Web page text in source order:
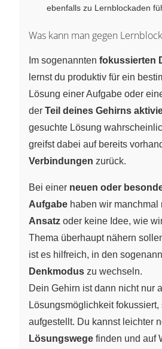
ebenfalls zu Lernblockaden
Was kann man gegen
Im sogenannten fokussierten
lernst du produktiv für ein
Lösung einer Aufgabe oder
der Teil deines Gehirns
gesuchte Lösung
greifst dabei auf bereits
Verbindungen zurück.
Bei einer neuen oder
Aufgabe haben wir manchmal
Ansatz oder keine Idee, wie
Thema überhaupt nähern
ist es hilfreich, in den
Denkmodus zu wechseln.
Dein Gehirn ist dann nicht nur
Lösungsmöglichkeit
aufgestellt. Du kannst leichter
Lösungswege finden und auf